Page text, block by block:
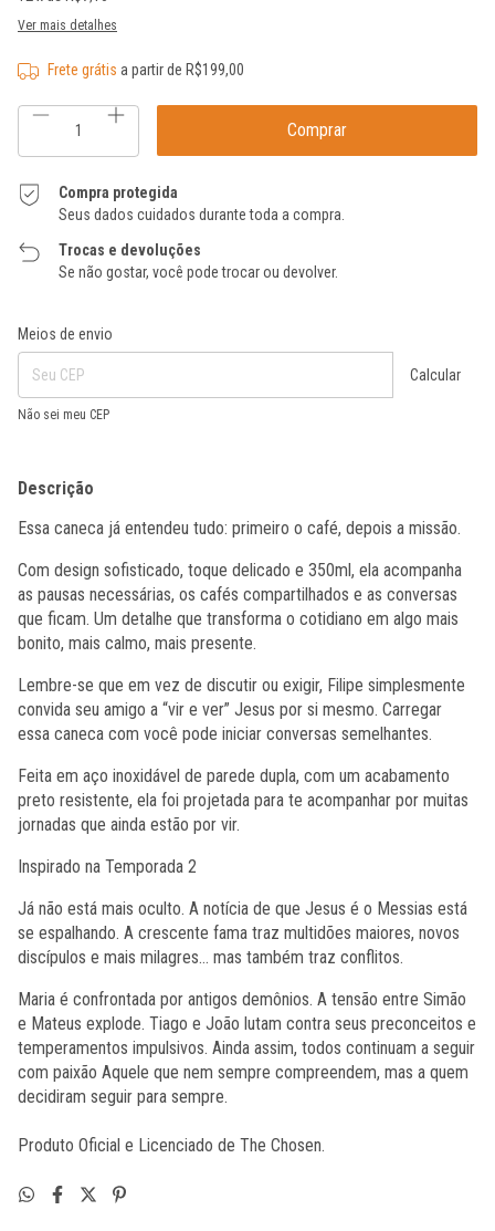
Ver mais detalhes
Frete grátis a partir de R$199,00
Compra protegida
Seus dados cuidados durante toda a compra.
Trocas e devoluções
Se não gostar, você pode trocar ou devolver.
Entregas para o CEP:
Meios de envio
Calcular
Não sei meu CEP
Descrição
Essa caneca já entendeu tudo: primeiro o café, depois a missão.
Com design sofisticado, toque delicado e 350ml, ela acompanha
as pausas necessárias, os cafés compartilhados e as conversas
que ficam. Um detalhe que transforma o cotidiano em algo mais
bonito, mais calmo, mais presente.
Lembre-se que em vez de discutir ou exigir, Filipe simplesmente
convida seu amigo a “vir e ver” Jesus por si mesmo. Carregar
essa caneca com você pode iniciar conversas semelhantes.
Feita em aço inoxidável de parede dupla, com um acabamento
preto resistente, ela foi projetada para te acompanhar por muitas
jornadas que ainda estão por vir.
Inspirado na Temporada 2
Já não está mais oculto. A notícia de que Jesus é o Messias está
se espalhando. A crescente fama traz multidões maiores, novos
discípulos e mais milagres… mas também traz conflitos.
Maria é confrontada por antigos demônios. A tensão entre Simão
e Mateus explode. Tiago e João lutam contra seus preconceitos e
temperamentos impulsivos. Ainda assim, todos continuam a seguir
com paixão Aquele que nem sempre compreendem, mas a quem
decidiram seguir para sempre.
Produto Oficial e Licenciado de The Chosen.